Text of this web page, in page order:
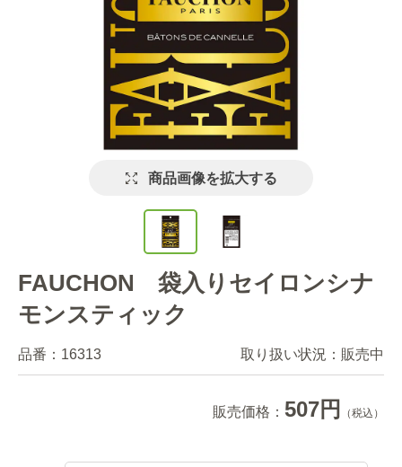
商品画像を拡大する
FAUCHON 袋入りセイロンシナ
モンスティック
品番： 16313 取り扱い状況： 販売中
販売価格： 507円 （税込）